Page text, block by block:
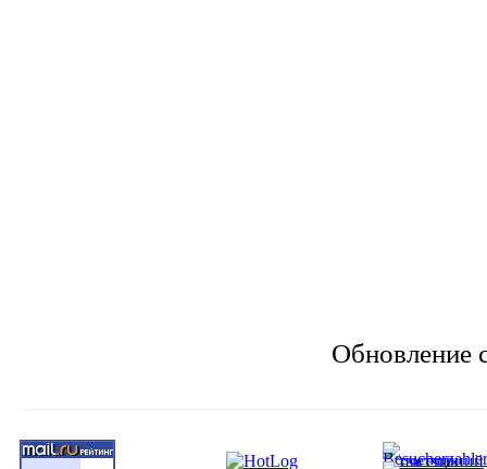
Обновление